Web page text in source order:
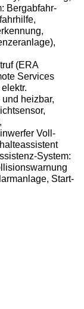
Bergabfahr-
(ERA
Services
heizbar,
Voll-
System:
Start-